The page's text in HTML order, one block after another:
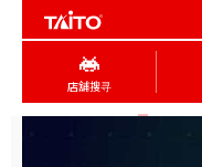
店舖搜寻